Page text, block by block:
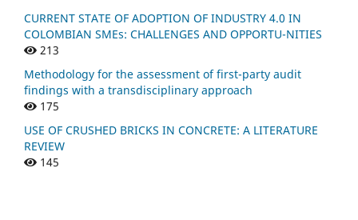
CURRENT STATE OF ADOPTION OF INDUSTRY 4.0 IN
COLOMBIAN SMEs: CHALLENGES AND OPPORTU-NITIES
213
Methodology for the assessment of first-party audit
findings with a transdisciplinary approach
175
USE OF CRUSHED BRICKS IN CONCRETE: A LITERATURE
REVIEW
145